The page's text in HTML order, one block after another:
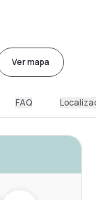
Ver mapa
FAQ